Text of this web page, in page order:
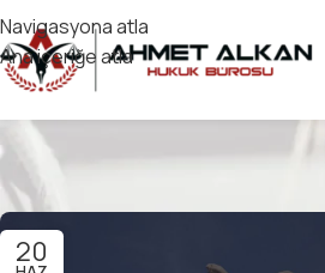
Navigasyona atla
Ana içeriğe atla
20